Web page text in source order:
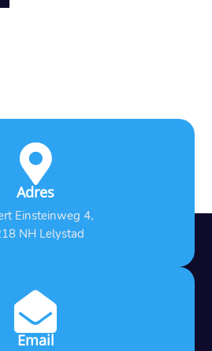

Adres
Einsteinweg 4,
NH Lelystad

Email